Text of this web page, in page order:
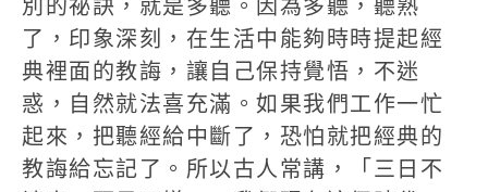
別的祕訣，就是多聽。因為多聽，聽熟
了，印象深刻，在生活中能夠時時提起經
典裡面的教誨，讓自己保持覺悟，不迷
惑，自然就法喜充滿。如果我們工作一忙
起來，把聽經給中斷了，恐怕就把經典的
教誨給忘記了。所以古人常講，「三日不